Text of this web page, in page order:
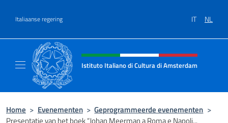
Italiaanse regering IT NL
Intestazione sito, social e menù
Istituto Italiano di Cultura di Amsterdam
Home > Evenementen > Geprogrammeerde evenementen >